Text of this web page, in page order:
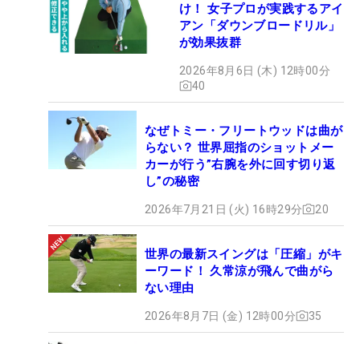
け！ 女子プロが実践するアイ
アン「ダウンブロードリル」
が効果抜群
2026年8月6日 (木) 12時00分
40
なぜトミー・フリートウッドは曲が
らない？ 世界屈指のショットメー
カーが行う”右腕を外に回す切り返
し”の秘密
2026年7月21日 (火) 16時29分 20
世界の最新スイングは「圧縮」がキ
ーワード！ 久常涼が飛んで曲がら
ない理由
2026年8月7日 (金) 12時00分 35